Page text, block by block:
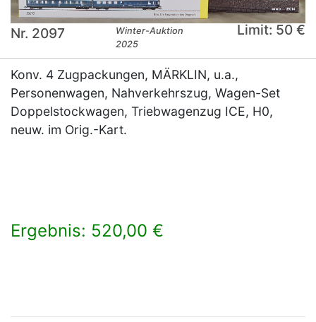
Nr. 2097
Winter-Auktion
2025
Limit: 50 €
Konv. 4 Zugpackungen, MÄRKLIN, u.a.,
Personenwagen, Nahverkehrszug, Wagen-Set
Doppelstockwagen, Triebwagenzug ICE, H0,
neuw. im Orig.-Kart.
Ergebnis: 520,00 €